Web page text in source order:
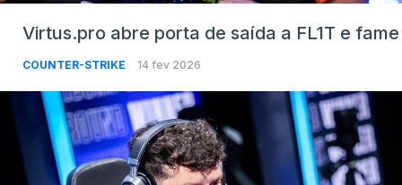
Virtus.pro abre porta de saída a FL1T e fame
COUNTER-STRIKE 14 fev 2026